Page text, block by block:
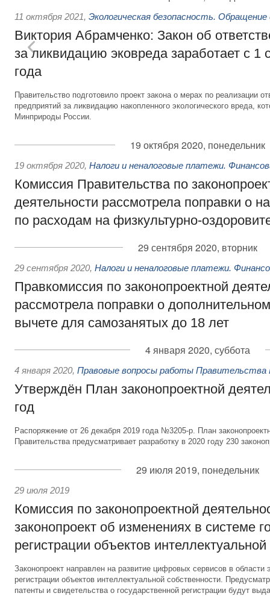
11 октября 2021, Экологическая безопасность.
Виктория Абрамченко: Закон об
за ликвидацию эковреда заработает с 1
года
Правительство подготовило проект закона о мерах по реализации
предприятий за ликвидацию накопленного экологического вреда,
Минприроды России.
19 октября 2020, понедельник
19 октября 2020, Налоги и неналоговые платежи.
Комиссия Правительства по
деятельности рассмотрела поправки о
по расходам на физкультурно-
29 сентября 2020, вторник
29 сентября 2020, Налоги и неналоговые платежи.
Правкомиссия по законопроектной
рассмотрела поправки о
вычете для самозанятых до 18 лет
4 января 2020, суббота
4 января 2020, Правовые вопросы работы Правительства
Утверждён План законопроектной
год
Распоряжение от 26 декабря 2019 года №3205-р. План
Правительства предусматривает разработку в 2020 году 230
29 июля 2019, понедельник
29 июля 2019
Комиссия по законопроектной
законопроект об изменениях в системе
регистрации объектов
Законопроект направлен на развитие цифровых сервисов в области
регистрации объектов интеллектуальной собственности.
патенты и свидетельства о государственной регистрации будут